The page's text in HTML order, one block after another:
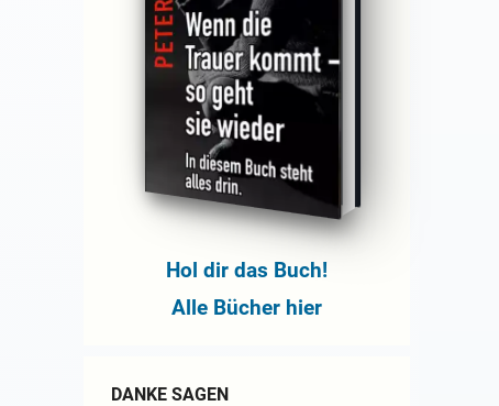
Hol dir das Buch!
Alle Bücher hier
DANKE SAGEN